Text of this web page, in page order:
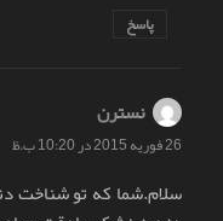
پاسخ
نسترن
26 فوریه 2015 در 10:20 ب.ظ
سلام.شما که تو شناخت